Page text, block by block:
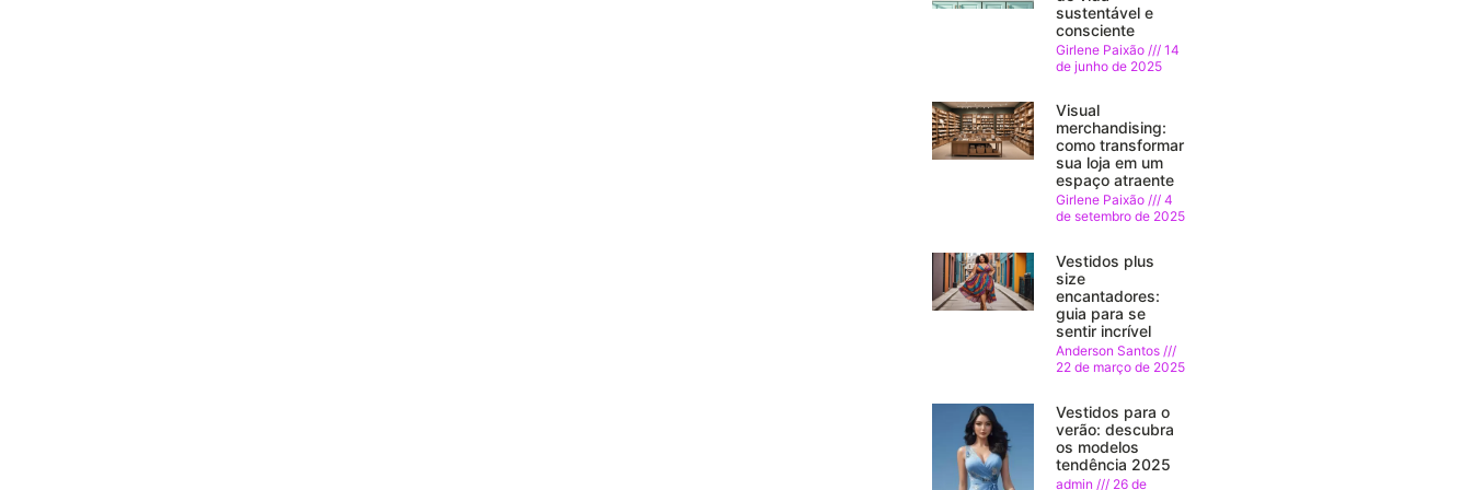
sustentável e
consciente
Girlene Paixão
14
de junho de 2025
Visual
merchandising:
como transformar
sua loja em um
espaço atraente
Girlene Paixão
4
de setembro de 2025
Vestidos plus
size
encantadores:
guia para se
sentir incrível
Anderson Santos
22 de março de 2025
Vestidos para o
verão: descubra
os modelos
tendência 2025
admin 26 de